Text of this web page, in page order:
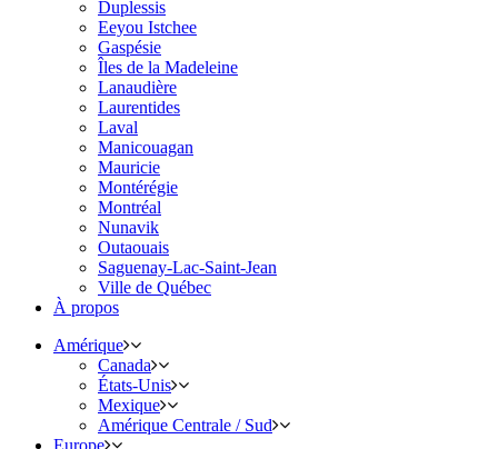
Duplessis
Eeyou Istchee
Gaspésie
Îles de la Madeleine
Lanaudière
Laurentides
Laval
Manicouagan
Mauricie
Montérégie
Montréal
Nunavik
Outaouais
Saguenay-Lac-Saint-Jean
Ville de Québec
À propos
Amérique
Canada
États-Unis
Mexique
Amérique Centrale / Sud
Europe